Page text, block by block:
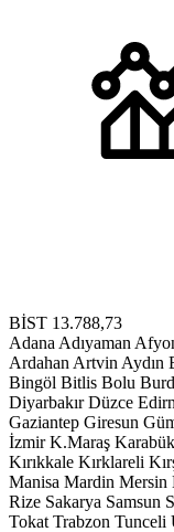
BİST 13.788,73
Adana Adıyaman
Ardahan Artvin Aydın
Bingöl Bitlis Bolu
Diyarbakır Düzce
Gaziantep Giresun
İzmir K.Maraş Karabük
Kırıkkale Kırklareli
Manisa Mardin Mersin
Rize Sakarya Samsun
Tokat Trabzon Tunceli